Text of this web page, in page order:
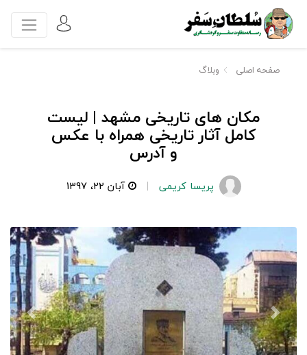
صفحه اصلی وبلاگ
مکان های تاریخی مشهد | لیست
کامل آثار تاریخی همراه با عکس
و آدرس
پریسا کریمی آبان 22، 1397